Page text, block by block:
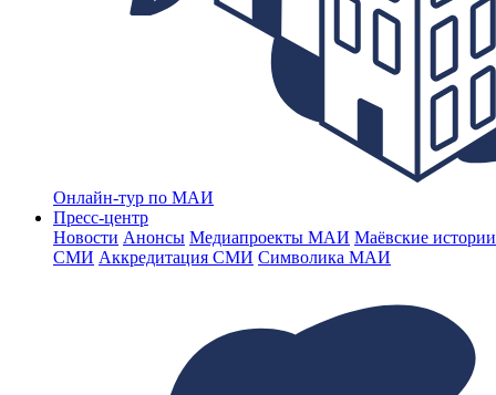
Онлайн-тур по МАИ
Пресс-центр
Новости Анонсы Медиапроекты МАИ Маёвские
СМИ Аккредитация СМИ Символика МАИ